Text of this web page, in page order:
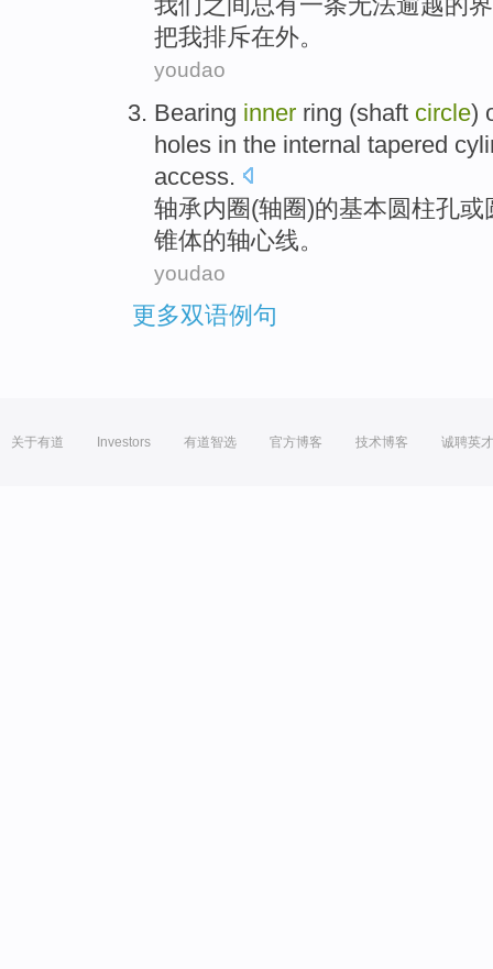
把我排斥在外。
youdao
Bearing inner ring (shaft circle)
holes in the internal tapered
access.
轴承内 圈(轴圈)的基本圆柱孔或
锥体的轴心线。
youdao
更多双语例句
关于有道 Investors 有道智选 官方博客 技术博客 诚聘英才